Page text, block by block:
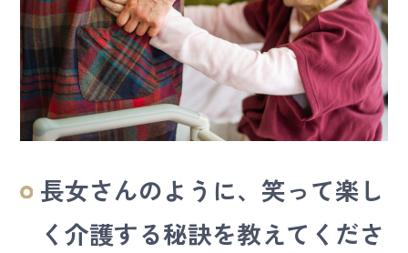
長女さんのように、笑って楽し
く介護する秘訣を教えてくださ